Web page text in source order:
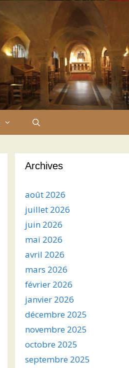
Archives
août 2026
juillet 2026
juin 2026
mai 2026
avril 2026
mars 2026
février 2026
janvier 2026
décembre 2025
novembre 2025
octobre 2025
septembre 2025